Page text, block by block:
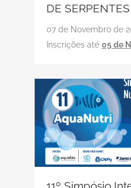
DE SERPENTES
07 de Novembro de
Inscrições até 05 de